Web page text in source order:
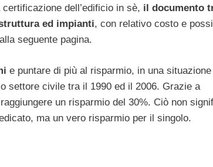
dell’edificio in sè, il documento
ed impianti, con relativo costo e
seguente pagina.
e puntare di più al risparmio, in una
settore civile tra il 1990 ed il 2006. Grazie a
un risparmio del 30%. Ciò non
ma un vero risparmio per il singolo.